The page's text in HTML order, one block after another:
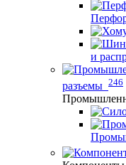
и
разъемы 246